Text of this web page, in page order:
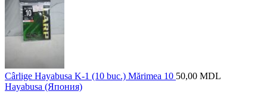
Cârlige Hayabusa K-1 (10 buc.) Mărimea 10 50,00 MDL
Hayabusa (Япония)